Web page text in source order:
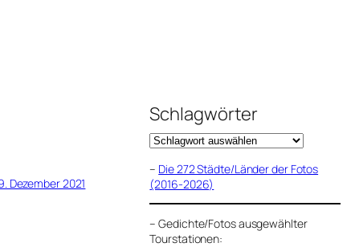
Dezember 2021
Schlagwörter
– Die 272 Städte/Länder der Fotos
(2016-2026)
–Gedichte/Fotos ausgewählter
Tourstationen: